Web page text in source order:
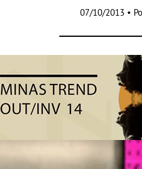
07/10/2013 •